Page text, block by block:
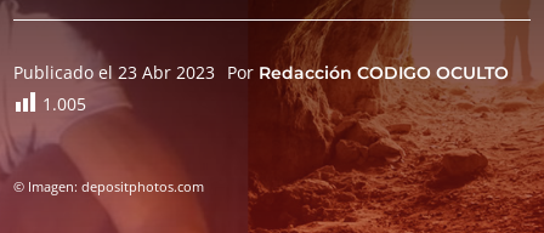
Publicado el 23 Abr 2023 Por Redacción CODIGO OCULTO
1.005
© Imagen: depositphotos.com